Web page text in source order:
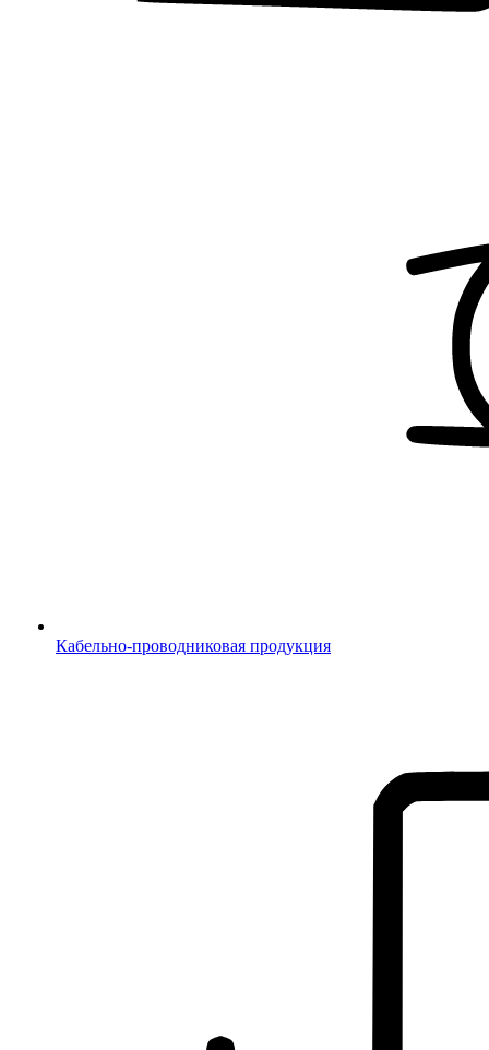
Кабельно-проводниковая продукция